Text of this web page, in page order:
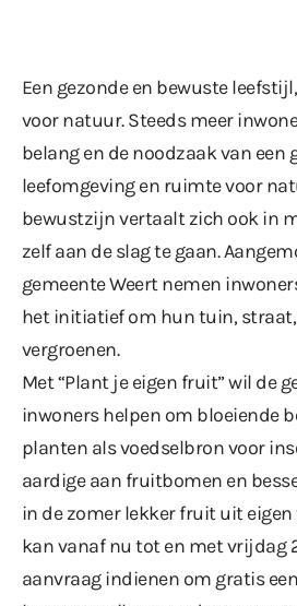
Een gezonde en bewuste
voor natuur. Steeds meer
belang en de noodzaak van een
leefomgeving en ruimte voor
bewustzijn vertaalt zich ook in
zelf aan de slag te gaan.
gemeente Weert nemen
het initiatief om hun tuin,
vergroenen.
Met “Plant je eigen fruit” wil de
inwoners helpen om bloeiende
planten als voedselbron voor
aardige aan fruitbomen en
in de zomer lekker fruit uit
kan vanaf nu tot en met vrijdag
aanvraag indienen om gratis